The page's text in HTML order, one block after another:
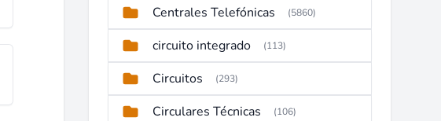
Centrales Telefónicas (5860)
circuito integrado (113)
Circuitos (293)
Circulares Técnicas (106)